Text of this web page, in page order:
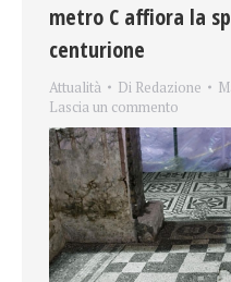
metro C affiora la
centurione
Attualità Di Redazione
Lascia un commento